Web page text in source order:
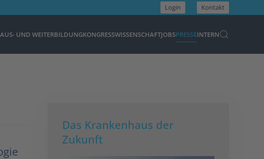
Login Kontakt
AUS- UND WEITERBILDUNGKONGRESSWISSENSCHAFTJOBSPRESSEINTERN
Das Krankenhaus der
Zukunft